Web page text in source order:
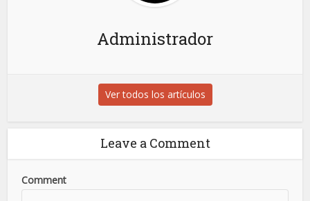
Administrador
Ver todos los artículos
Leave a Comment
Comment